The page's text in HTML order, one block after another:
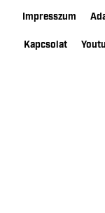
Impresszum
Kapcsolat